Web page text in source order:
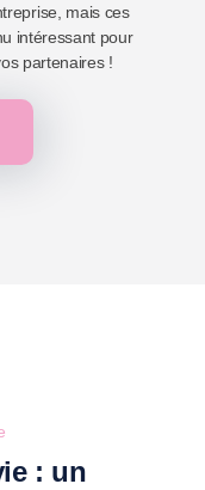
mais ces
intéressant pour
partenaires !
: un